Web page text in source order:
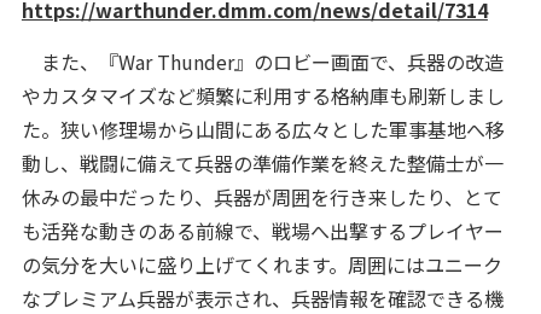
https://warthunder.dmm.com/news/detail/7314
また、『War Thunder』のロビー画面で、兵器の改造
やカスタマイズなど頻繁に利用する格納庫も刷新しまし
た。狭い修理場から山間にある広々とした軍事基地へ移
動し、戦闘に備えて兵器の準備作業を終えた整備士が一
休みの最中だったり、兵器が周囲を行き来したり、とて
も活発な動きのある前線で、戦場へ出撃するプレイヤー
の気分を大いに盛り上げてくれます。周囲にはユニーク
なプレミアム兵器が表示され、兵器情報を確認できる機